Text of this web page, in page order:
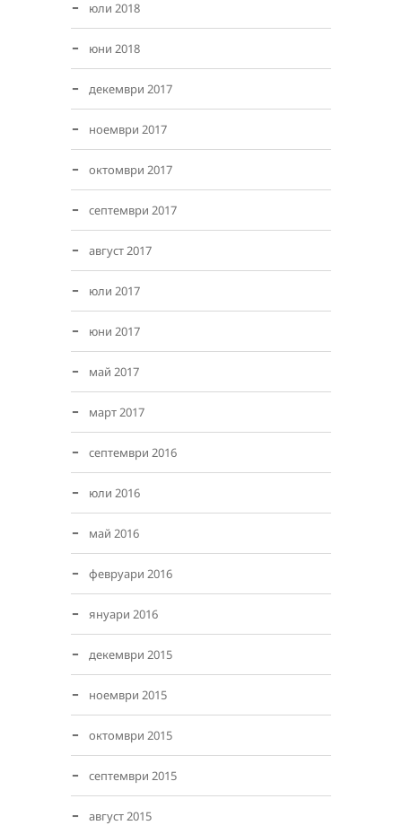
юли 2018
юни 2018
декември 2017
ноември 2017
октомври 2017
септември 2017
август 2017
юли 2017
юни 2017
май 2017
март 2017
септември 2016
юли 2016
май 2016
февруари 2016
януари 2016
декември 2015
ноември 2015
октомври 2015
септември 2015
август 2015